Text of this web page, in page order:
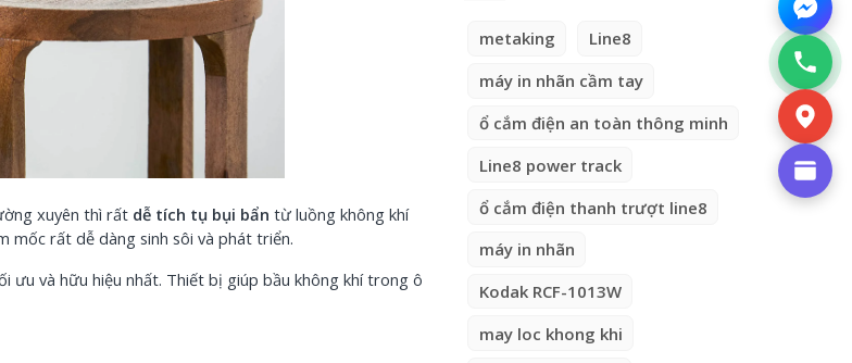
metaking
Line8
máy in nhãn cầm tay
ổ cắm điện an toàn thông minh
Line8 power track
ổ cắm điện thanh trượt line8
máy in nhãn
Kodak RCF-1013W
may loc khong khi
xuyên thì rất dễ tích tụ bụi bẩn từ luồng không khí
mốc rất dễ dàng sinh sôi và phát triển.
ưu và hữu hiệu nhất. Thiết bị giúp bầu không khí trong ô